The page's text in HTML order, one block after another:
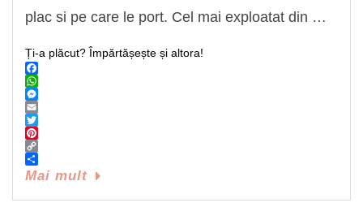
plac si pe care le port. Cel mai exploatat din …
Ți-a plăcut? Împărtășește și altora!
Facebook
WhatsApp
Messenger
Email
Twitter
Pinterest
Copy
Link
Share
Mai mult